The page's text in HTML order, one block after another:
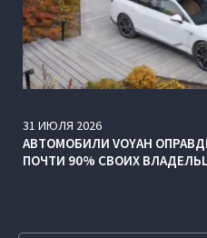
31 ИЮЛЯ 2026
АВТОМОБИЛИ VOYAH
ПОЧТИ 90% СВОИХ